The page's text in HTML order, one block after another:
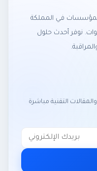
في المملكة
السعودية منذ أكثر من ٨ سنوات. نوفر أحدث حلول
التقنية مباشرة